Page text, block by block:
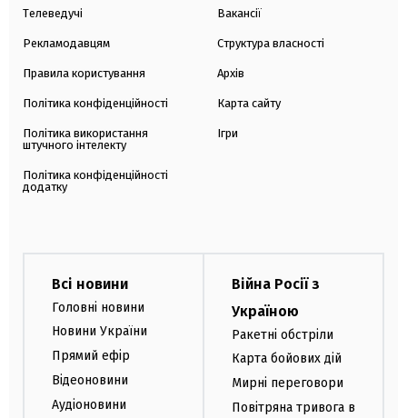
Телеведучі
Рекламодавцям
Правила користування
Політика конфіденційності
Політика використання
штучного інтелекту
Політика конфіденційності
додатку
Вакансії
Структура власності
Архів
Карта сайту
Ігри
Всі новини
Головні новини
Новини України
Прямий ефір
Відеоновини
Аудіоновини
Війна Росії з
Україною
Ракетні обстріли
Карта бойових дій
Мирні переговори
Повітряна тривога в